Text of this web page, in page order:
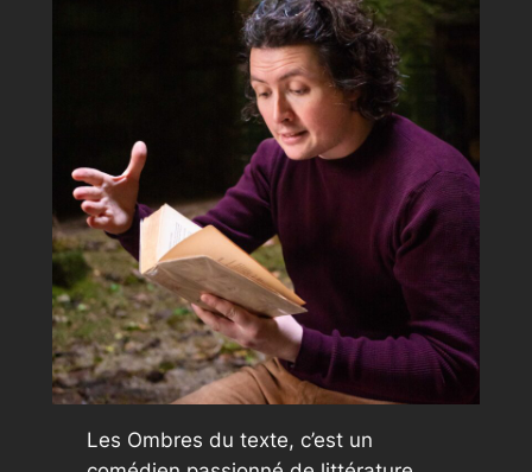
Les Ombres du texte, c’est un